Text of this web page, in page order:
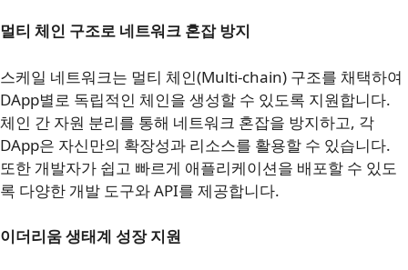
멀티 체인 구조로 네트워크 혼잡 방지
스케일 네트워크는 멀티 체인(Multi-chain) 구조를 채택하여
DApp별로 독립적인 체인을 생성할 수 있도록 지원합니다.
체인 간 자원 분리를 통해 네트워크 혼잡을 방지하고, 각
DApp은 자신만의 확장성과 리소스를 활용할 수 있습니다.
또한 개발자가 쉽고 빠르게 애플리케이션을 배포할 수 있도
록 다양한 개발 도구와 API를 제공합니다.
이더리움 생태계 성장 지원